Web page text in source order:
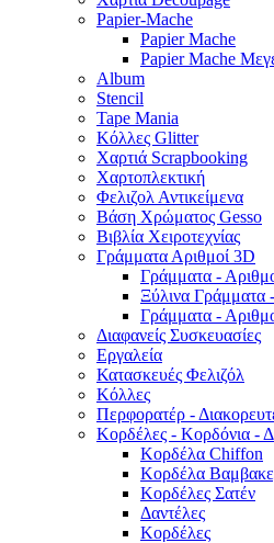
Papier-Mache
Papier Mache
Papier Mache
Album
Stencil
Tape Mania
Κόλλες Glitter
Χαρτιά Scrapbooking
Χαρτοπλεκτική
Φελιζολ Αντικείμενα
Βάση Χρώματος Gesso
Βιβλία Χειροτεχνίας
Γράμματα Αριθμοί 3D
Γράμματα -
Ξύλινα Γράμματα
Γράμματα -
Διαφανείς Συσκευασίες
Εργαλεία
Κατασκευές Φελιζόλ
Κόλλες
Περφορατέρ -
Κορδέλες - Κορδόνια -
Κορδέλα Chiffon
Κορδέλα
Κορδέλες Σατέν
Δαντέλες
Κορδέλες